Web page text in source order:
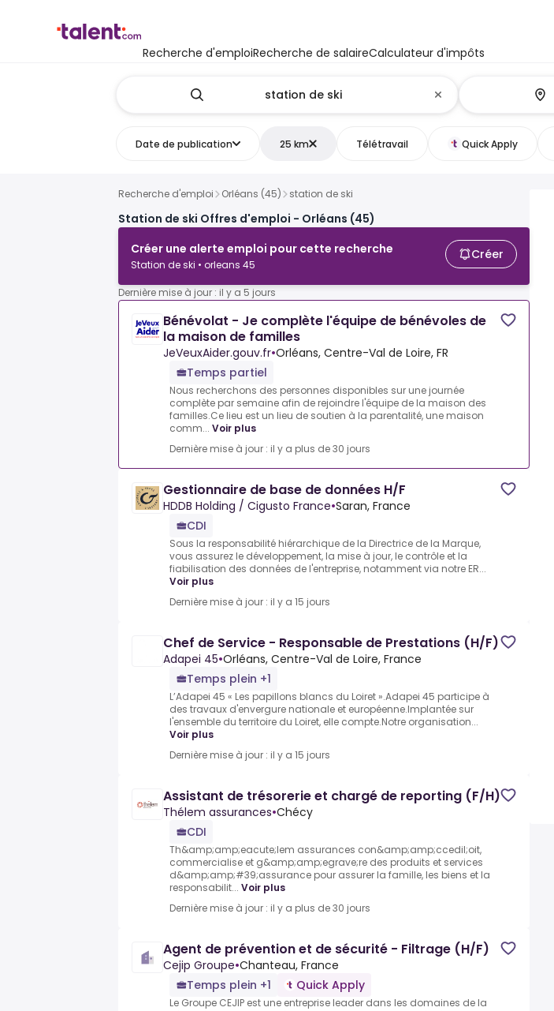
Recherche d'emploiRecherche de salaireCalculateur d'impôts
Date de publication 25 km Télétravail Quick Apply
Recherche d'emploi Orléans (45) station de ski
Station de ski Offres d'emploi - Orléans (45)
Créer une alerte emploi pour cette recherche
Station de ski • orleans 45
Créer
Dernière mise à jour : il y a 5 jours
Bénévolat - Je complète l'équipe de bénévoles de
la maison de familles
JeVeuxAider.gouv.fr•Orléans, Centre-Val de Loire, FR
Temps partiel
Nous recherchons des personnes disponibles sur une journée
complète par semaine afin de rejoindre l'équipe de la maison des
familles.Ce lieu est un lieu de soutien à la parentalité, une maison
comm... Voir plus
Dernière mise à jour : il y a plus de 30 jours
Gestionnaire de base de données H/F
HDDB Holding / Cigusto France•Saran, France
CDI
Sous la responsabilité hiérarchique de la Directrice de la Marque,
vous assurez le développement, la mise à jour, le contrôle et la
fiabilisation des données de l'entreprise, notamment via notre ER...
Voir plus
Dernière mise à jour : il y a 15 jours
Chef de Service - Responsable de Prestations (H/F)
Adapei 45•Orléans, Centre-Val de Loire, France
Temps plein +1
L’Adapei 45 « Les papillons blancs du Loiret ».Adapei 45 participe à
des travaux d'envergure nationale et européenne.Implantée sur
l'ensemble du territoire du Loiret, elle compte.Notre organisation...
Voir plus
Dernière mise à jour : il y a 15 jours
Assistant de trésorerie et chargé de reporting (F/H)
Thélem assurances•Chécy
CDI
Th&amp;amp;eacute;lem assurances con&amp;amp;ccedil;oit,
commercialise et g&amp;amp;egrave;re des produits et services
d&amp;amp;#39;assurance pour assurer la famille, les biens et la
responsabilit... Voir plus
Dernière mise à jour : il y a plus de 30 jours
Agent de prévention et de sécurité - Filtrage (H/F)
Cejip Groupe•Chanteau, France
Temps plein +1
Quick Apply
Le Groupe CEJIP est une entreprise leader dans les domaines de la